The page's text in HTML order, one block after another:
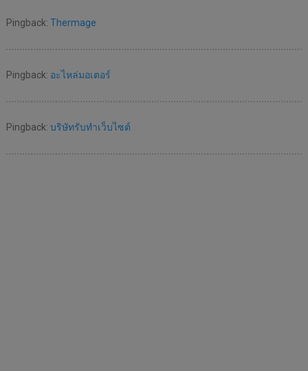
Pingback: Thermage
Pingback: อะไหล่มอเตอร์
Pingback: บริษัทรับทำเว็บไซต์